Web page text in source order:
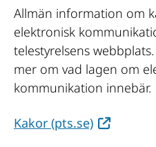
Allmän information om
elektronisk
telestyrelsens
mer om vad lagen om
kommunikation innebär.
Kakor (pts.se)Länk till